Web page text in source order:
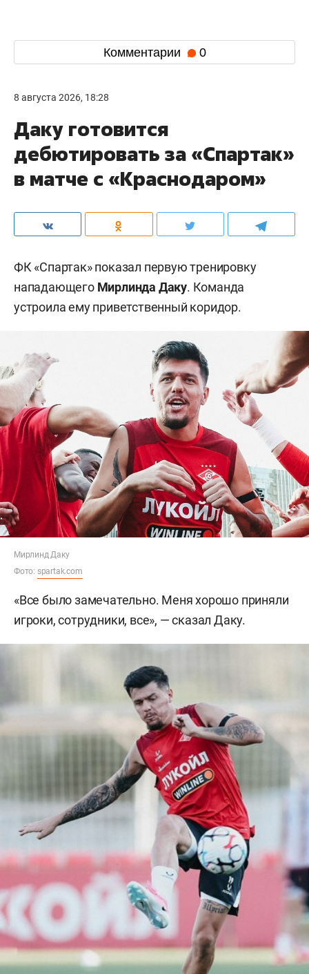
Комментарии 0
8 августа 2026, 18:28
Даку готовится
дебютировать за «Спартак»
в матче с «Краснодаром»
ФК «Спартак» показал первую тренировку
нападающего Мирлинда Даку. Команда
устроила ему приветственный коридор.
Мирлинд Даку
Фото: spartak.com
«Все было замечательно. Меня хорошо приняли
игроки, сотрудники, все», — сказал Даку.